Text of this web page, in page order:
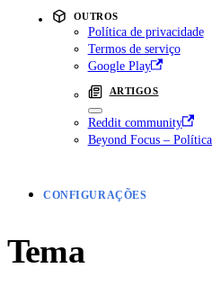
OUTROS
Política de privacidade
Termos de serviço
Google Play
ARTIGOS
Reddit community
Beyond Focus –
CONFIGURAÇÕES
Tema